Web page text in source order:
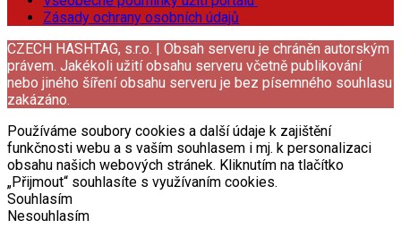
Zásady ochrany osobních údajů
CZECH HASHTAG, s.r.o. | Obsah serveru je chráněn autorským
právem. Jakékoli užití obsahu serveru včetně publikování
nebo jiného šíření obsahu serveru je bez písemného souhlasu
zakázáno.
Používáme soubory cookies a další údaje k zajištění
funkčnosti webu a s vaším souhlasem i mj. k personalizaci
obsahu našich webových stránek. Kliknutím na tlačítko
„Přijmout“ souhlasíte s využívaním cookies.
Souhlasím
Nesouhlasím